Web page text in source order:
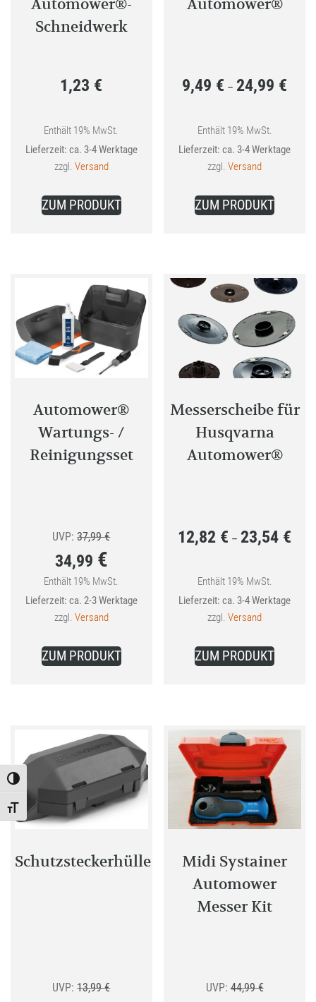
Toggle High Contrast
Toggle Font size
Schneidwerk
1,23 €
Enthält 19% MwSt.
Lieferzeit: ca. 3-4 Werktage
zzgl. Versand
ZUM PRODUKT
9,49 € – 24,99 €
24,99
Enthält 19% MwSt.
Lieferzeit: ca. 3-4 Werktage
zzgl.Versand
ZUM PRODUKTProdukt
auf.
Die
können
auf
werden
Automower®
Wartungs- /
Reinigungsset
UVP: 37,99€Ursprünglicher
war:
37,99 €
34,99 €
Aktueller
Preis
34,99 €.
Enthält 19% MwSt.
Lieferzeit: ca. 2-3 Werktage
zzgl. Versand
ZUM PRODUKT
Messerscheibe für
Husqvarna
Automower®
12,82 € – 23,54 €
Enthält 19% MwSt.
Lieferzeit: ca. 3-4 Werktage
zzgl.Versand
ZUM PRODUKTProdukt
auf.
Die
können
auf
gewählt
Schutzsteckerhülle
UVP: 13,99€Ursprünglicher
Midi Systainer
Automower
Messer Kit
UVP: 44,99€